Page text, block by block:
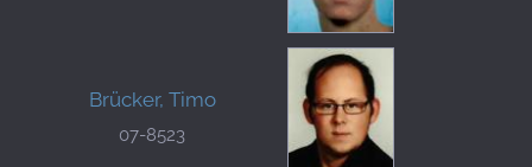
Brücker, Timo
07-8523